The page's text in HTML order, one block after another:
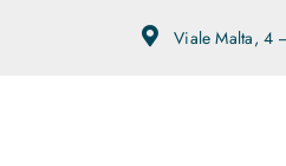
Viale Malta, 4